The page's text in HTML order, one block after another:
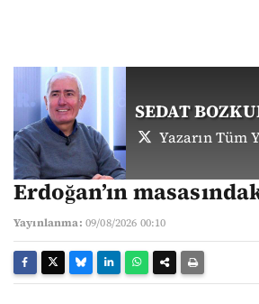
SEDAT
Yazarın Tüm
Erdoğan’ın
Yayınlanma: 09/08/2026 00:10